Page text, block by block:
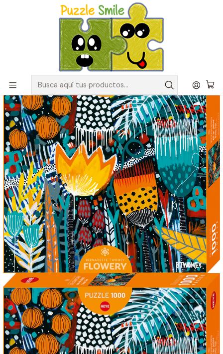
Envíos GRATIS para pedidos sobre $50.000 en Regiones de la
Catálogo de Puzzles y Rompecabezas
Marcas
Puzzle 1000 Piezas | Tropic Sun